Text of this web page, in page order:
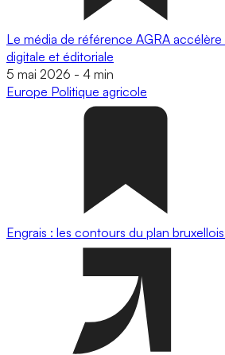
Le média de référence AGRA
digitale et éditoriale
5 mai 2026 - 4 min
Europe Politique agricole
Engrais : les contours du plan bruxellois